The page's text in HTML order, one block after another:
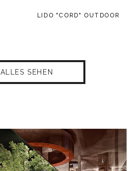
LIDO "CORD" OUTDOOR
ALLES SEHEN